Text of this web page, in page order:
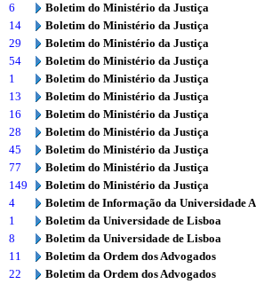
6
Boletim do Ministério da Justiça
14
Boletim do Ministério da Justiça
29
Boletim do Ministério da Justiça
54
Boletim do Ministério da Justiça
1
Boletim do Ministério da Justiça
13
Boletim do Ministério da Justiça
16
Boletim do Ministério da Justiça
28
Boletim do Ministério da Justiça
45
Boletim do Ministério da Justiça
77
Boletim do Ministério da Justiça
149
Boletim do Ministério da Justiça
4
Boletim de Informação da Universidade
1
Boletim da Universidade de Lisboa
8
Boletim da Universidade de Lisboa
11
Boletim da Ordem dos Advogados
22
Boletim da Ordem dos Advogados